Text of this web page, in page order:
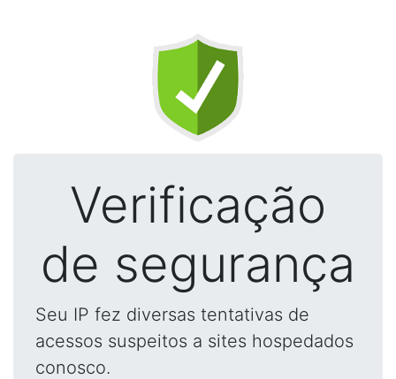
Verificação
de segurança
Seu IP fez diversas tentativas de
acessos suspeitos a sites hospedados
conosco.